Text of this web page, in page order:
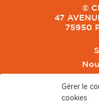
Gérer le
cookies
©
47
75950